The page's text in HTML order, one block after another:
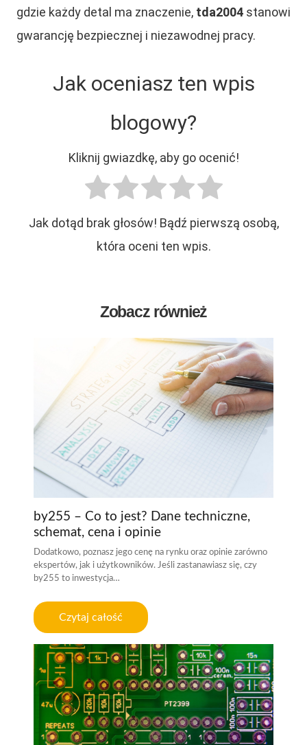
gdzie każdy detal ma znaczenie, tda2004 stanowi
gwarancję bezpiecznej i niezawodnej pracy.
Jak oceniasz ten wpis
blogowy?
Kliknij gwiazdkę, aby go ocenić!
Jak dotąd brak głosów! Bądź pierwszą osobą,
która oceni ten wpis.
Zobacz również
by255 – Co to jest? Dane techniczne,
schemat, cena i opinie
Dodatkowo, poznasz jego cenę na rynku oraz opinie zarówno
ekspertów, jak i użytkowników. Jeśli zastanawiasz się, czy
by255 to inwestycja…
Czytaj całość